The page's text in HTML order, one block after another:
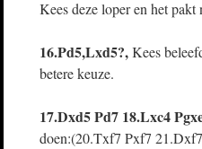
Kees deze loper en het pakt
16.Pd5,Lxd5?,Kees
betere keuze.
17.Dxd5 Pd7 18.Lxc4
doen:(20.Txf7 Pxf7